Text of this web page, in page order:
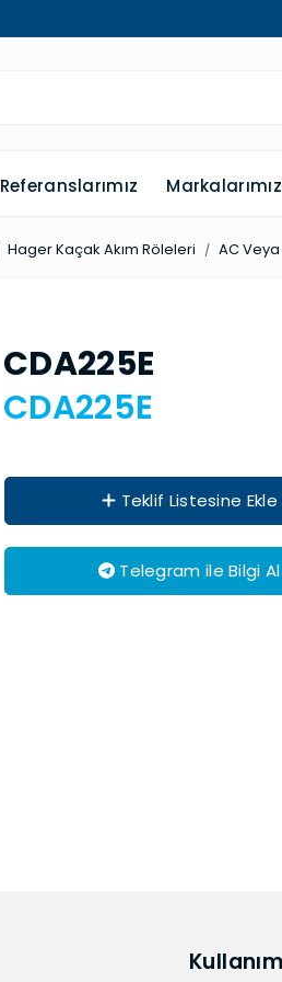
Referanslarımız Markalarımız
Hager Kaçak Akım Röleleri AC Veya
CDA225E
CDA225E
Teklif Listesine Ekle
Telegram ile Bilgi Al
Kullanım